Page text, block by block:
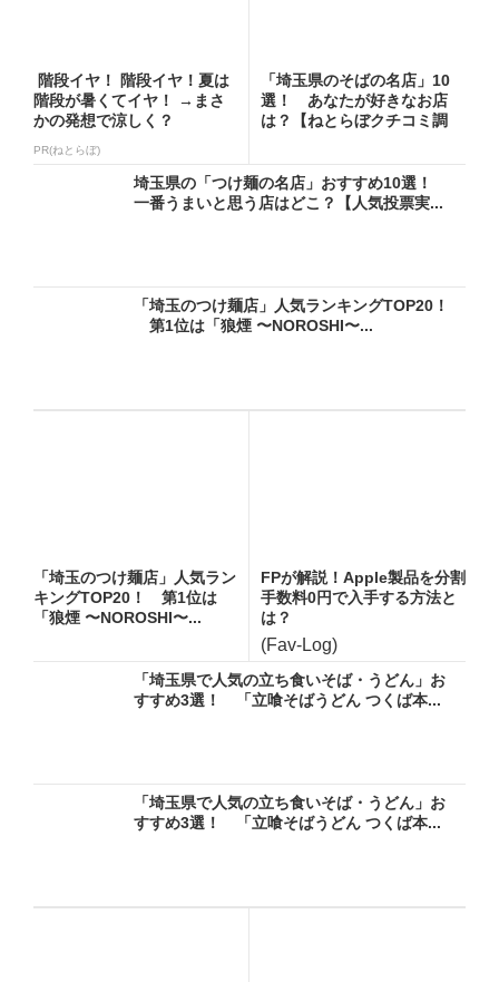
階段イヤ！ 階段イヤ！夏は
階段が暑くてイヤ！ →まさ
かの発想で涼しく？
PR(ねとらぼ)
「埼玉県のそばの名店」10
選！ あなたが好きなお店
は？【ねとらぼクチコミ調
埼玉県の「つけ麺の名店」おすすめ10選！
一番うまいと思う店はどこ？【人気投票実...
「埼玉のつけ麺店」人気ランキングTOP20！
第1位は「狼煙 〜NOROSHI〜...
「埼玉のつけ麺店」人気ラン
キングTOP20！ 第1位は
「狼煙 〜NOROSHI〜...
FPが解説！Apple製品を分割
手数料0円で入手する方法と
は？
(Fav-Log)
「埼玉県で人気の立ち食いそば・うどん」お
すすめ3選！ 「立喰そばうどん つくば本...
「埼玉県で人気の立ち食いそば・うどん」お
すすめ3選！ 「立喰そばうどん つくば本...